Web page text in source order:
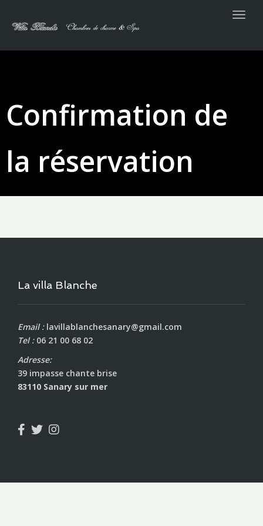
Confirmation de
la réservation
La villa Blanche
Email :lavillablanchesanary@gmail.com
Tel :06 21 00 68 02
Adresse:
39 impasse chante brise
83110 Sanary sur mer